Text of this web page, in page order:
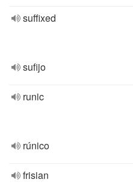
suffixed
sufijo
runic
rúnico
frisian